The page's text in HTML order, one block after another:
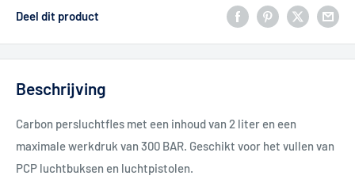
Deel dit product
Beschrijving
Carbon persluchtfles met een inhoud van 2 liter en een
maximale werkdruk van 300 BAR. Geschikt voor het vullen van
PCP luchtbuksen en luchtpistolen.